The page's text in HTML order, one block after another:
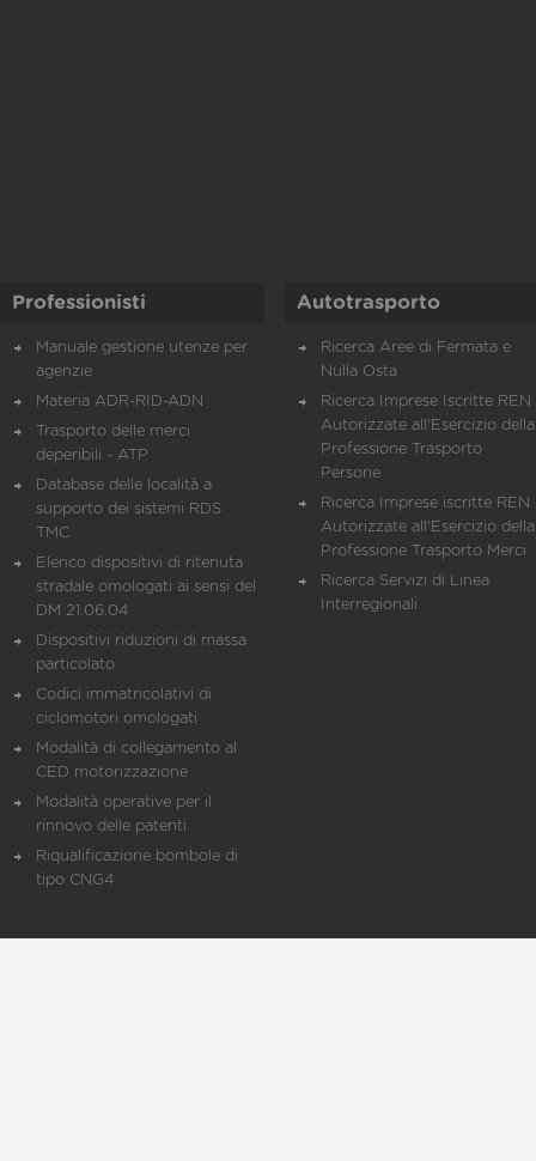
Professionisti
Manuale gestione utenze per
agenzie
Materia ADR-RID-ADN
Trasporto delle merci
deperibili - ATP
Database delle località a
supporto dei sistemi RDS
TMC
Elenco dispositivi di ritenuta
stradale omologati ai sensi del
DM 21.06.04
Dispositivi riduzioni di massa
particolato
Codici immatricolativi di
ciclomotori omologati
Modalità di collegamento al
CED motorizzazione
Modalità operative per il
rinnovo delle patenti
Riqualificazione bombole di
tipo CNG4
Autotrasporto
Ricerca Aree di Fermata e
Nulla Osta
Ricerca Imprese Iscritte REN
Autorizzate all'Esercizio della
Professione Trasporto
Persone
Ricerca Imprese iscritte REN
Autorizzate all'Esercizio della
Professione Trasporto Merci
Ricerca Servizi di Linea
Interregionali